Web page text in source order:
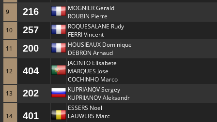
9 216
MOGNIER Gerald
ROUBIN Pierre
10
257
ROQUESALANE Rudy
FERRI Vincent
11
200
HOUSIEAUX Dominique
DEBRON Arnaud
12 404
JACINTO Elisabete
MARQUES Jose
COCHINHO Marco
13
202
KUPRIANOV Sergey
KUPRIIANOV Aleksandr
14 401
ESSERS Noel
LAUWERS Marc